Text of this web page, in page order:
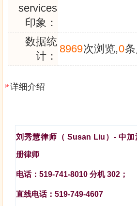
services
印象：
数据统
计：
8969次浏览,0
详细介绍
刘秀慧律师（ Susan Liu ）-中加
册律师
电话： 519-741-8010 分机302 ；
直线电话： 519-749-4607